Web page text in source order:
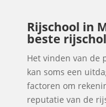
Rijschool in
beste
Het vinden van de
kan soms een
factoren om
reputatie van de